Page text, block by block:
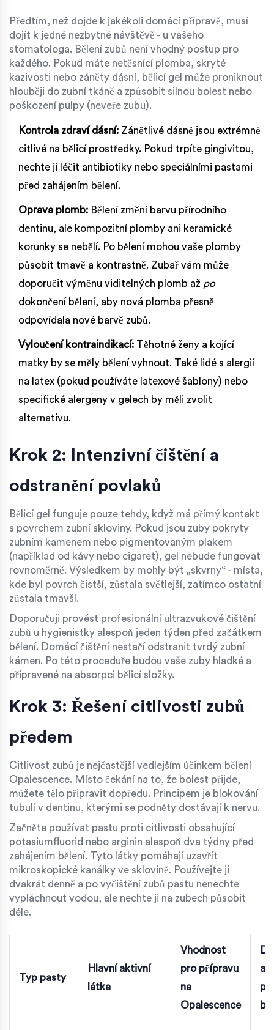
Předtím, než dojde k jakékoli domácí přípravě, musí
dojít k jedné nezbytné návštěvě - u vašeho
stomatologa. Bělení zubů není vhodný postup pro
každého. Pokud máte netěsnící plomba, skryté
kazivosti nebo záněty dásní, bělicí gel může proniknout
hlouběji do zubní tkáně a způsobit silnou bolest nebo
poškození pulpy (neveře zubu).
Kontrola zdraví dásní: Zánětlivé dásně jsou extrémně
citlivé na bělicí prostředky. Pokud trpíte gingivitou,
nechte ji léčit antibiotiky nebo speciálními pastami
před zahájením bělení.
Oprava plomb: Bělení změní barvu přírodního
dentinu, ale kompozitní plomby ani keramické
korunky se nebělí. Po bělení mohou vaše plomby
působit tmavě a kontrastně. Zubař vám může
doporučit výměnu viditelných plomb až po
dokončení bělení, aby nová plomba přesně
odpovídala nové barvě zubů.
Vyloučení kontraindikací: Těhotné ženy a kojící
matky by se měly bělení vyhnout. Také lidé s alergií
na latex (pokud používáte latexové šablony) nebo
specifické alergeny v gelech by měli zvolit
alternativu.
Krok 2: Intenzivní čištění a
odstranění povlaků
Bělicí gel funguje pouze tehdy, když má přímý kontakt
s povrchem zubní skloviny. Pokud jsou zuby pokryty
zubním kamenem nebo pigmentovaným plakem
(například od kávy nebo cigaret), gel nebude fungovat
rovnoměrně. Výsledkem by mohly být „skvrny“ - místa,
kde byl povrch čistší, zůstala světlejší, zatímco ostatní
zůstala tmavší.
Doporučuji provést profesionální ultrazvukové čištění
zubů u hygienistky alespoň jeden týden před začátkem
bělení. Domácí čištění nestačí odstranit tvrdý zubní
kámen. Po této proceduře budou vaše zuby hladké a
připravené na absorpci bělicí složky.
Krok 3: Řešení citlivosti zubů
předem
Citlivost zubů je nejčastější vedlejším účinkem bělení
Opalescence. Místo čekání na to, že bolest přijde,
můžete tělo připravit dopředu. Principem je blokování
tubulí v dentinu, kterými se podněty dostávají k nervu.
Začněte používat pastu proti citlivosti obsahující
potasiumfluorid nebo arginin alespoň dva týdny před
zahájením bělení. Tyto látky pomáhají uzavřít
mikroskopické kanálky ve sklovině. Používejte ji
dvakrát denně a po vyčištění zubů pastu nenechte
vypláchnout vodou, ale nechte ji na zubech působit
déle.
Typ pasty
Hlavní aktivní
látka
Vhodnost
pro přípravu
na
Opalescence